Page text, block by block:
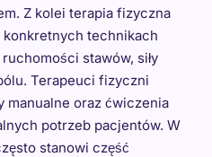
Z kolei terapia fizyczna
konkretnych technikach
stawów, siły
Terapeuci fizyczni
manualne oraz ćwiczenia
potrzeb pacjentów. W
stanowi część